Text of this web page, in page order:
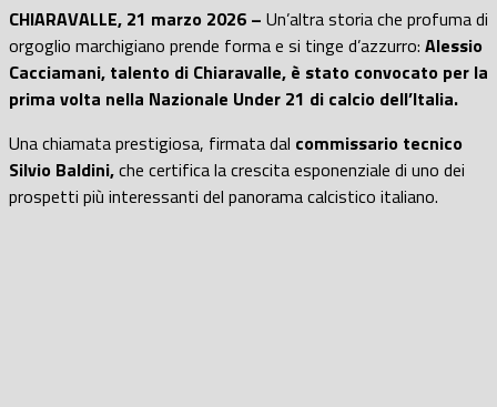
CHIARAVALLE, 21 marzo 2026 – Un’altra storia che profuma di
orgoglio marchigiano prende forma e si tinge d’azzurro: Alessio
Cacciamani, talento di Chiaravalle, è stato convocato per la
prima volta nella Nazionale Under 21 di calcio dell’Italia.
Una chiamata prestigiosa, firmata dal commissario tecnico
Silvio Baldini,che certifica la crescita esponenziale di uno dei
prospetti più interessanti del panorama calcistico italiano.